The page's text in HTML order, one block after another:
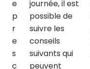
e
p
r
e
s
c
journée, il est
possible de
suivre les
conseils
suivants qui
peuvent